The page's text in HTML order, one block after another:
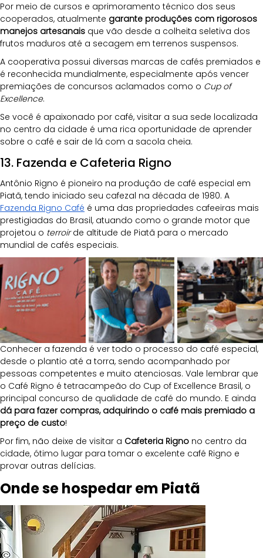
Por meio de cursos e aprimoramento técnico dos seus
cooperados, atualmente garante produções com rigorosos
manejos artesanais que vão desde a colheita seletiva dos
frutos maduros até a secagem em terrenos suspensos.
A cooperativa possui diversas marcas de cafés premiados e
é reconhecida mundialmente, especialmente após vencer
premiações de concursos aclamados como o Cup of
Excellence.
Se você é apaixonado por café, visitar a sua sede localizada
no centro da cidade é uma rica oportunidade de aprender
sobre o café e sair de lá com a sacola cheia.
13. Fazenda e Cafeteria Rigno
Antônio Rigno é pioneiro na produção de café especial em
Piatã, tendo iniciado seu cafezal na década de 1980. A
Fazenda Rigno Café é uma das propriedades cafeeiras mais
prestigiadas do Brasil, atuando como o grande motor que
projetou o terroir de altitude de Piatã para o mercado
mundial de cafés especiais.
Conhecer a fazenda é ver todo o processo do café especial,
desde o plantio até a torra, sendo acompanhado por
pessoas competentes e muito atenciosas. Vale lembrar que
o Café Rigno é tetracampeão do Cup of Excellence Brasil, o
principal concurso de qualidade de café do mundo. E ainda
dá para fazer compras, adquirindo o café mais premiado a
preço de custo!
Por fim, não deixe de visitar a Cafeteria Rigno no centro da
cidade, ótimo lugar para tomar o excelente café Rigno e
provar outras delícias.
Onde se hospedar em Piatã